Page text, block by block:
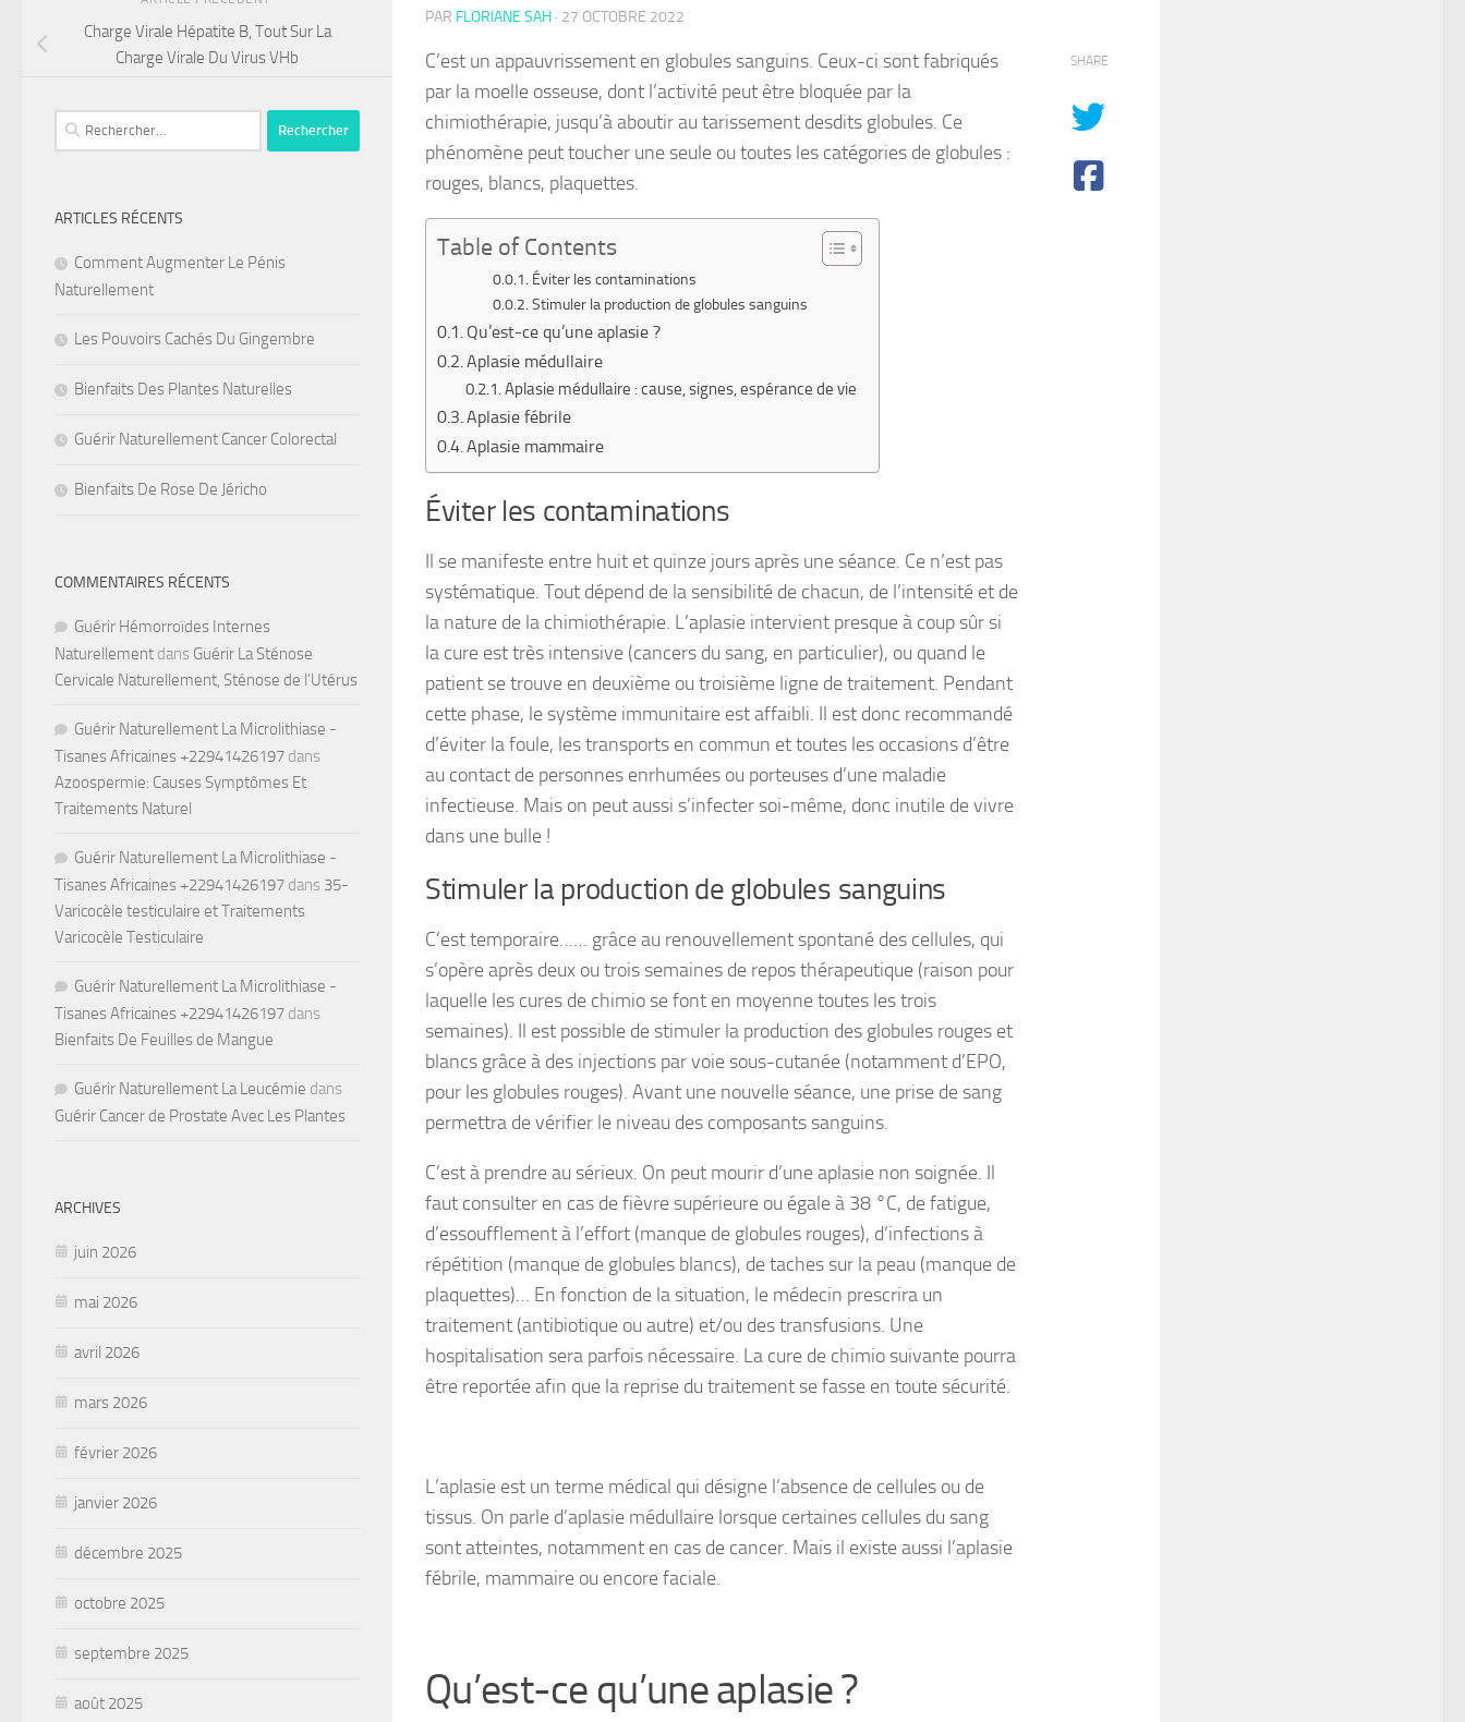
PAR FLORIANE SAH · 27 OCTOBRE 2022
C’est un appauvrissement en globules sanguins. Ceux-ci sont fabriqués
par la moelle osseuse, dont l’activité peut être bloquée par la
chimiothérapie, jusqu’à aboutir au tarissement desdits globules. Ce
phénomène peut toucher une seule ou toutes les catégories de globules :
rouges, blancs, plaquettes.
Table of Contents
Éviter les contaminations
Stimuler la production de globules sanguins
Qu’est-ce qu’une aplasie ?
Aplasie médullaire
Aplasie médullaire : cause, signes, espérance de vie
Aplasie fébrile
Aplasie mammaire
Éviter les contaminations
Il se manifeste entre huit et quinze jours après une séance. Ce n’est pas
systématique. Tout dépend de la sensibilité de chacun, de l’intensité et de
la nature de la chimiothérapie. L’aplasie intervient presque à coup sûr si
la cure est très intensive (cancers du sang, en particulier), ou quand le
patient se trouve en deuxième ou troisième ligne de traitement. Pendant
cette phase, le système immunitaire est affaibli. Il est donc recommandé
d’éviter la foule, les transports en commun et toutes les occasions d’être
au contact de personnes enrhumées ou porteuses d’une maladie
infectieuse. Mais on peut aussi s’infecter soi-même, donc inutile de vivre
dans une bulle !
Stimuler la production de globules sanguins
C’est temporaire…… grâce au renouvellement spontané des cellules, qui
s’opère après deux ou trois semaines de repos thérapeutique (raison pour
laquelle les cures de chimio se font en moyenne toutes les trois
semaines). Il est possible de stimuler la production des globules rouges et
blancs grâce à des injections par voie sous-cutanée (notamment d’EPO,
pour les globules rouges). Avant une nouvelle séance, une prise de sang
permettra de vérifier le niveau des composants sanguins.
C’est à prendre au sérieux. On peut mourir d’une aplasie non soignée. Il
faut consulter en cas de fièvre supérieure ou égale à 38 °C, de fatigue,
d’essoufflement à l’effort (manque de globules rouges), d’infections à
répétition (manque de globules blancs), de taches sur la peau (manque de
plaquettes)… En fonction de la situation, le médecin prescrira un
traitement (antibiotique ou autre) et/ou des transfusions. Une
hospitalisation sera parfois nécessaire. La cure de chimio suivante pourra
être reportée afin que la reprise du traitement se fasse en toute sécurité.
L’aplasie est un terme médical qui désigne l’absence de cellules ou de
tissus. On parle d’aplasie médullaire lorsque certaines cellules du sang
sont atteintes, notamment en cas de cancer. Mais il existe aussi l’aplasie
fébrile, mammaire ou encore faciale.
Qu’est-ce qu’une aplasie ?
SHARE
Charge Virale Hépatite B, Tout Sur La
Charge Virale Du Virus VHb
Rechercher :
ARTICLES RÉCENTS
Comment Augmenter Le Pénis
Naturellement
Les Pouvoirs Cachés Du Gingembre
Bienfaits Des Plantes Naturelles
Guérir Naturellement Cancer Colorectal
Bienfaits De Rose De Jéricho
COMMENTAIRES RÉCENTS
Guérir Hémorroïdes Internes
Naturellement dans Guérir La Sténose
Cervicale Naturellement, Sténose de l’Utérus
Guérir Naturellement La Microlithiase -
Tisanes Africaines +22941426197 dans
Azoospermie: Causes Symptômes Et
Traitements Naturel
Guérir Naturellement La Microlithiase -
Tisanes Africaines +22941426197 dans 35-
Varicocèle testiculaire et Traitements
Varicocèle Testiculaire
Guérir Naturellement La Microlithiase -
Tisanes Africaines +22941426197 dans
Bienfaits De Feuilles de Mangue
Guérir Naturellement La Leucémie dans
Guérir Cancer de Prostate Avec Les Plantes
ARCHIVES
juin 2026
mai 2026
avril 2026
mars 2026
février 2026
janvier 2026
décembre 2025
octobre 2025
septembre 2025
août 2025